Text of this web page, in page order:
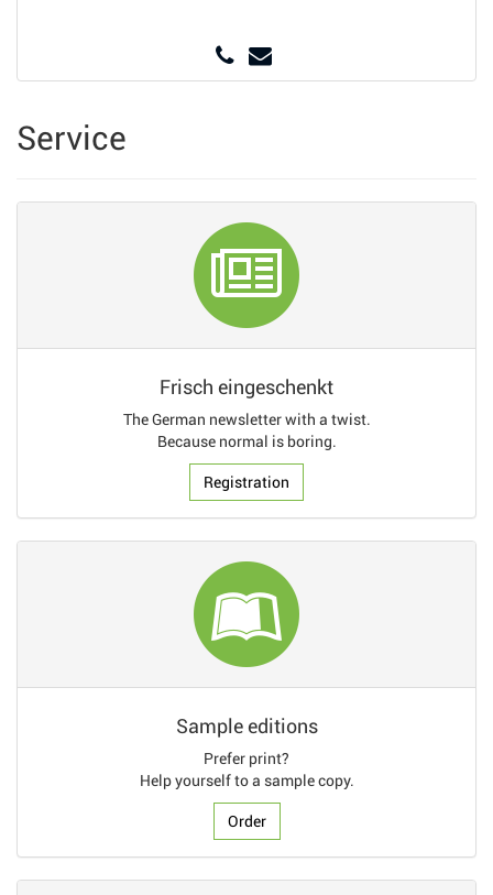
Service
Frisch eingeschenkt
The German newsletter with a twist.
Because normal is boring.
Registration
Sample editions
Prefer print?
Help yourself to a sample copy.
Order